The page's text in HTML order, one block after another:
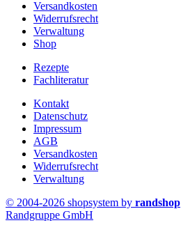
Versandkosten
Widerrufsrecht
Verwaltung
Shop
Rezepte
Fachliteratur
Kontakt
Datenschutz
Impressum
AGB
Versandkosten
Widerrufsrecht
Verwaltung
© 2004-2026 shopsystem by randshop
Randgruppe GmbH